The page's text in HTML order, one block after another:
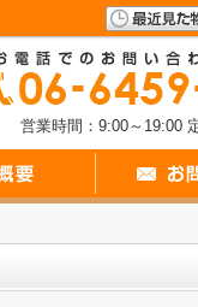
営業時間：9:00～19:00